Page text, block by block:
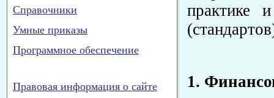
Справочники
Умные приказы
Программное обеспечение
Правовая информация о сайте
практике
1.